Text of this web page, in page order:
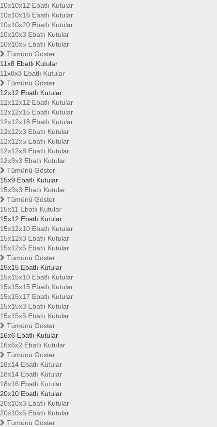
10x10x12 Ebatlı Kutular
10x10x16 Ebatlı Kutular
10x10x20 Ebatlı Kutular
10x10x3 Ebatlı Kutular
10x10x5 Ebatlı Kutular
Tümünü Göster
11x8 Ebatlı Kutular
11x8x3 Ebatlı Kutular
Tümünü Göster
12x12 Ebatlı Kutular
12x12x12 Ebatlı Kutular
12x12x15 Ebatlı Kutular
12x12x18 Ebatlı Kutular
12x12x3 Ebatlı Kutular
12x12x5 Ebatlı Kutular
12x12x8 Ebatlı Kutular
12x9x3 Ebatlı Kutular
Tümünü Göster
15x9 Ebatlı Kutular
15x9x3 Ebatlı Kutular
Tümünü Göster
15x11 Ebatlı Kutular
15x12 Ebatlı Kutular
15x12x10 Ebatlı Kutular
15x12x3 Ebatlı Kutular
15x12x5 Ebatlı Kutular
Tümünü Göster
15x15 Ebatlı Kutular
15x15x10 Ebatlı Kutular
15x15x15 Ebatlı Kutular
15x15x17 Ebatlı Kutular
15x15x3 Ebatlı Kutular
15x15x5 Ebatlı Kutular
Tümünü Göster
16x6 Ebatlı Kutular
16x6x2 Ebatlı Kutular
Tümünü Göster
18x14 Ebatlı Kutular
18x14 Ebatlı Kutular
18x16 Ebatlı Kutular
20x10 Ebatlı Kutular
20x10x3 Ebatlı Kutular
20x10x5 Ebatlı Kutular
Tümünü Göster